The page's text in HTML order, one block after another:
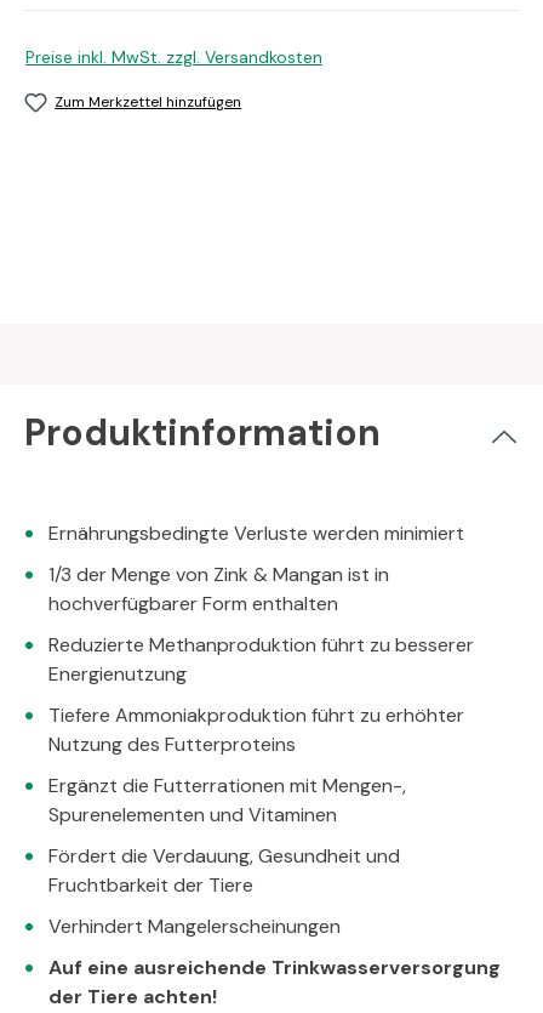
Preise inkl. MwSt. zzgl. Versandkosten
Zum Merkzettel hinzufügen
Produktinformation
Ernährungsbedingte Verluste werden minimiert
1/3 der Menge von Zink & Mangan ist in
hochverfügbarer Form enthalten
Reduzierte Methanproduktion führt zu besserer
Energienutzung
Tiefere Ammoniakproduktion führt zu erhöhter
Nutzung des Futterproteins
Ergänzt die Futterrationen mit Mengen-,
Spurenelementen und Vitaminen
Fördert die Verdauung, Gesundheit und
Fruchtbarkeit der Tiere
Verhindert Mangelerscheinungen
Auf eine ausreichende Trinkwasserversorgung
der Tiere achten!